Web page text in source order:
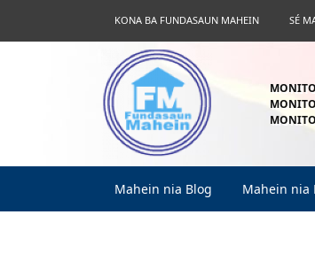
content
KONA BA FUNDASAUN MAHEIN SÉ
Mahein nia Blog Mahein nia